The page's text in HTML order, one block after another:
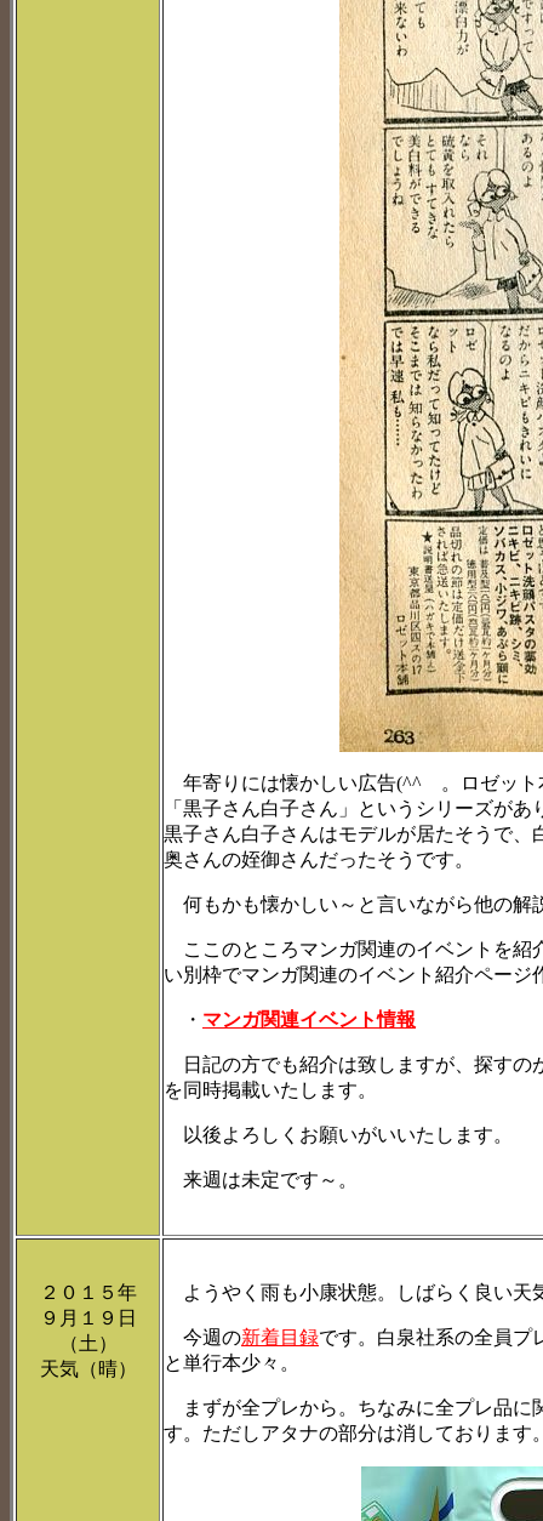
年寄りには懐かしい広告(^^ゞ。ロゼッ
「黒子さん白子さん」というシリーズが
黒子さん白子さんはモデルが居たそうで
奥さんの姪御さんだったそうです。
何もかも懐かしい～と言いながら他の解
ここのところマンガ関連のイベントを紹
い別枠でマンガ関連のイベント紹介ページ
・ マンガ関連イベント情報
日記の方でも紹介は致しますが、探すの
を同時掲載いたします。
以後よろしくお願いがいいたします。
来週は未定です～。
２０１５年
９月１９日
（土）
天気（晴）
ようやく雨も小康状態。しばらく良い天
今週の新着目録です。白泉社系の全員プ
と単行本少々。
まずが全プレから。ちなみに全プレ品に
す。ただしアタナの部分は消しております